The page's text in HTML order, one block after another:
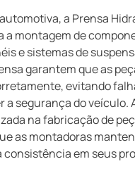
a Prensa
a montagem de
e sistemas de
garantem que as
evitando
a segurança do veículo.
na fabricação de
as montadoras
consistência em seus